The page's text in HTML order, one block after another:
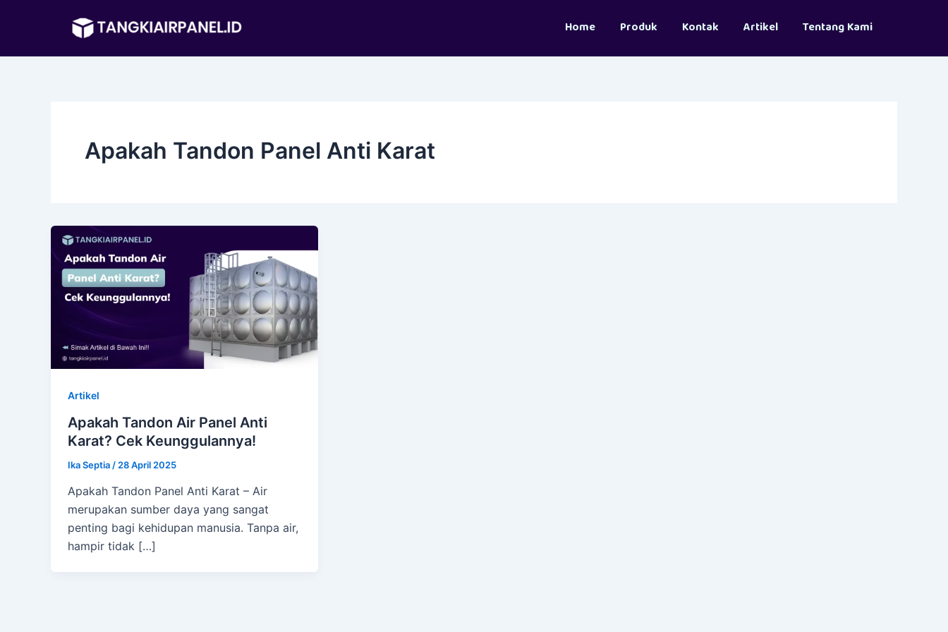
Home Produk Kontak Artikel Tentang Kami
Apakah Tandon Panel Anti Karat
Artikel
Apakah Tandon Air Panel Anti
Karat? Cek Keunggulannya!
Ika Septia / 28 April 2025
Apakah Tandon Panel Anti Karat – Air
merupakan sumber daya yang sangat
penting bagi kehidupan manusia. Tanpa air,
hampir tidak […]